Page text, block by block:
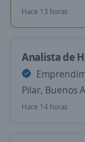
Hace 13 horas
Analista de
Pilar, Buenos
Hace 14 horas